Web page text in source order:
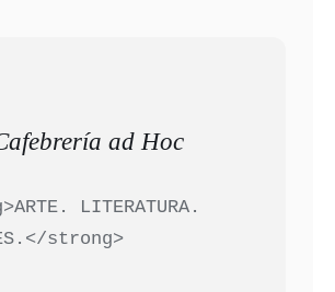
ad Hoc
LITERATURA.
strong>